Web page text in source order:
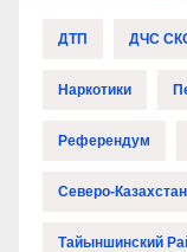
ДТП ДЧС
Наркотики
Референдум
Северо-
Тайыншинский